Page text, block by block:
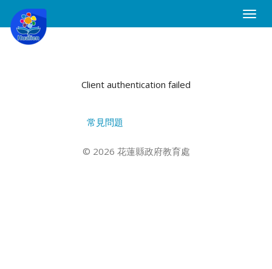
Toggle
Client authentication failed
常見問題
© 2026 花蓮縣政府教育處